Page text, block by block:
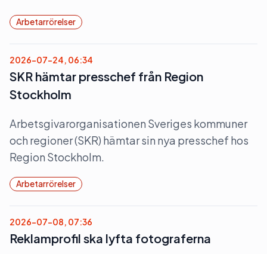
Arbetarrörelser
2026-07-24, 06:34
SKR hämtar presschef från Region
Stockholm
Arbetsgivarorganisationen Sveriges kommuner
och regioner (SKR) hämtar sin nya presschef hos
Region Stockholm.
Arbetarrörelser
2026-07-08, 07:36
Reklamprofil ska lyfta fotograferna